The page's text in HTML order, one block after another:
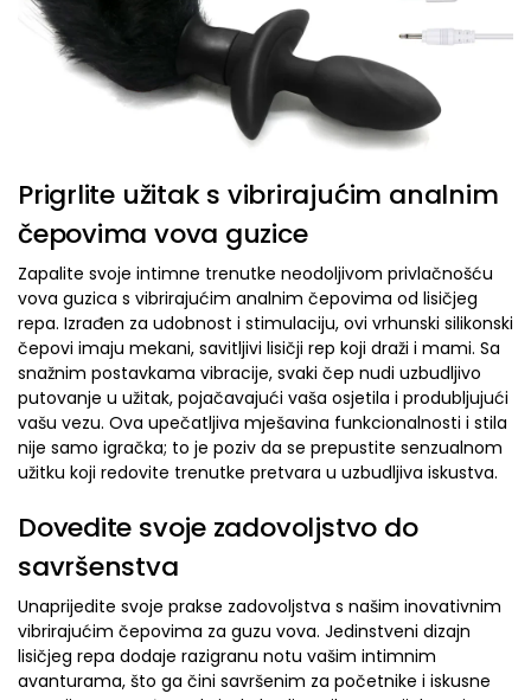
Prigrlite užitak s vibrirajućim analnim
čepovima vova guzice
Zapalite svoje intimne trenutke neodoljivom privlačnošću
vova guzica s vibrirajućim analnim čepovima od lisičjeg
repa. Izrađen za udobnost i stimulaciju, ovi vrhunski silikonski
čepovi imaju mekani, savitljivi lisičji rep koji draži i mami. Sa
snažnim postavkama vibracije, svaki čep nudi uzbudljivo
putovanje u užitak, pojačavajući vaša osjetila i produbljujući
vašu vezu. Ova upečatljiva mješavina funkcionalnosti i stila
nije samo igračka; to je poziv da se prepustite senzualnom
užitku koji redovite trenutke pretvara u uzbudljiva iskustva.
Dovedite svoje zadovoljstvo do
savršenstva
Unaprijedite svoje prakse zadovoljstva s našim inovativnim
vibrirajućim čepovima za guzu vova. Jedinstveni dizajn
lisičjeg repa dodaje razigranu notu vašim intimnim
avanturama, što ga čini savršenim za početnike i iskusne